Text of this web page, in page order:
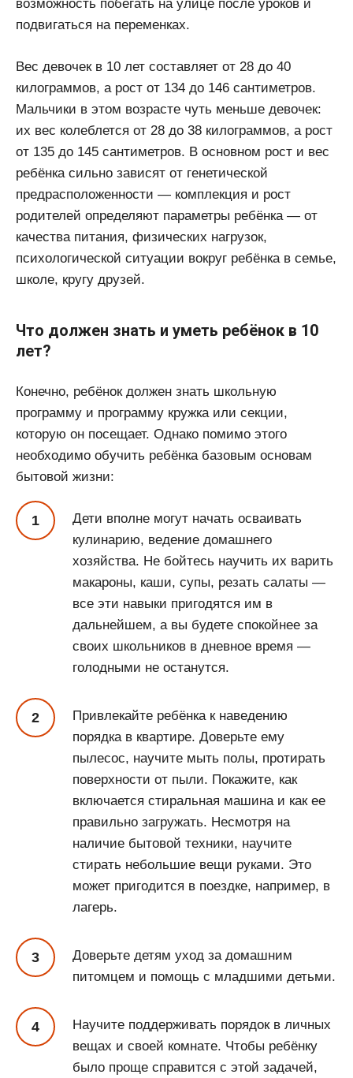
возможность побегать на улице после уроков и
подвигаться на переменках.
Вес девочек в 10 лет составляет от 28 до 40
килограммов, а рост от 134 до 146 сантиметров.
Мальчики в этом возрасте чуть меньше девочек:
их вес колеблется от 28 до 38 килограммов, а рост
от 135 до 145 сантиметров. В основном рост и вес
ребёнка сильно зависят от генетической
предрасположенности — комплекция и рост
родителей определяют параметры ребёнка — от
качества питания, физических нагрузок,
психологической ситуации вокруг ребёнка в семье,
школе, кругу друзей.
Что должен знать и уметь ребёнок в 10
лет?
Конечно, ребёнок должен знать школьную
программу и программу кружка или секции,
которую он посещает. Однако помимо этого
необходимо обучить ребёнка базовым основам
бытовой жизни:
Дети вполне могут начать осваивать
кулинарию, ведение домашнего
хозяйства. Не бойтесь научить их варить
макароны, каши, супы, резать салаты —
все эти навыки пригодятся им в
дальнейшем, а вы будете спокойнее за
своих школьников в дневное время —
голодными не останутся.
Привлекайте ребёнка к наведению
порядка в квартире. Доверьте ему
пылесос, научите мыть полы, протирать
поверхности от пыли. Покажите, как
включается стиральная машина и как ее
правильно загружать. Несмотря на
наличие бытовой техники, научите
стирать небольшие вещи руками. Это
может пригодится в поездке, например, в
лагерь.
Доверьте детям уход за домашним
питомцем и помощь с младшими детьми.
Научите поддерживать порядок в личных
вещах и своей комнате. Чтобы ребёнку
было проще справится с этой задачей,